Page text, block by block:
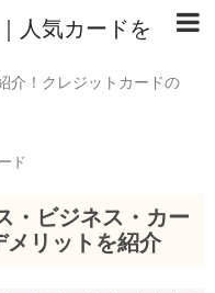
人気カードを
介！クレジットカードの
ド
・ビジネス・カー
メリットを紹介